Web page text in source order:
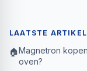
LAATSTE
🏠Magnetron
oven?